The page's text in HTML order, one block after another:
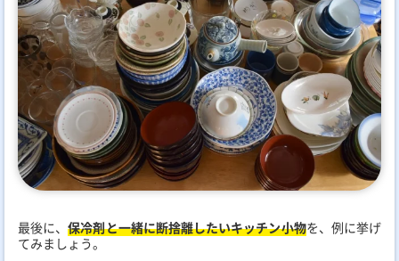
最後に、保冷剤と一緒に断捨離したいキッチン小物を、例に挙げ
てみましょう。